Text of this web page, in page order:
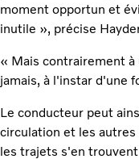
moment opportun et
inutile », précise
« Mais contrairement
jamais, à l'instar d'une
Le conducteur peut
circulation et les autres
les trajets s'en